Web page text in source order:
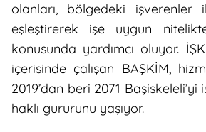
olanları, bölgedeki işverenler
eşleştirerek işe uygun
konusunda yardımcı oluyor.
içerisinde çalışan BAŞKİM,
2019’dan beri 2071 Başiskeleli’yi
haklı gururunu yaşıyor.